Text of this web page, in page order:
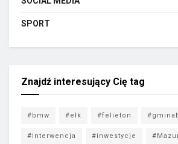
SPORT
Znajdź interesujący Cię tag
#bmw #ełk #felieton
#interwencja #inwestycje